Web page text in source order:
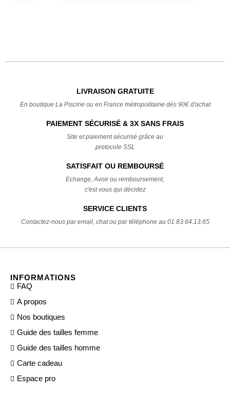
LIVRAISON GRATUITE
En boutique La Piscine ou en France métropolitaine dès 90€ d'achat
PAIEMENT SÉCURISÉ & 3X SANS FRAIS
Site et paiement sécurisé grâce au
protocole SSL
SATISFAIT OU REMBOURSÉ
Echange, Avoir ou remboursement,
c'est vous qui décidez
SERVICE CLIENTS
Contactez-nous par email, chat ou par téléphone au 01.83.64.13.65
INFORMATIONS
FAQ
A propos
Nos boutiques
Guide des tailles femme
Guide des tailles homme
Carte cadeau
Espace pro